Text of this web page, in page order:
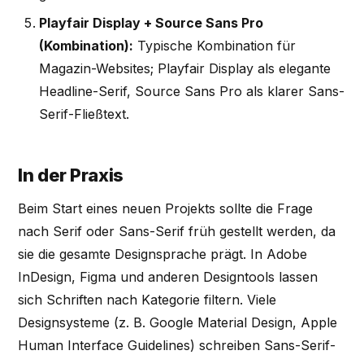
Playfair Display + Source Sans Pro
(Kombination): Typische Kombination für
Magazin-Websites; Playfair Display als elegante
Headline-Serif, Source Sans Pro als klarer Sans-
Serif-Fließtext.
In der Praxis
Beim Start eines neuen Projekts sollte die Frage
nach Serif oder Sans-Serif früh gestellt werden, da
sie die gesamte Designsprache prägt. In Adobe
InDesign, Figma und anderen Designtools lassen
sich Schriften nach Kategorie filtern. Viele
Designsysteme (z. B. Google Material Design, Apple
Human Interface Guidelines) schreiben Sans-Serif-